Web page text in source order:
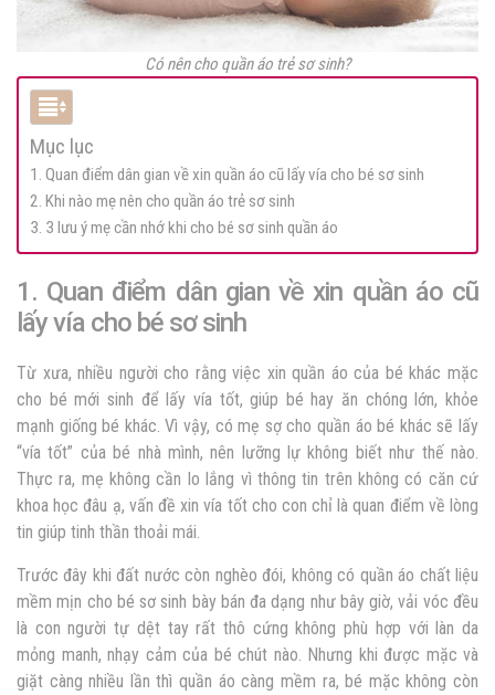
Có nên cho quần áo trẻ sơ sinh?
Mục lục
1. Quan điểm dân gian về xin quần áo cũ lấy vía cho bé sơ sinh
2. Khi nào mẹ nên cho quần áo trẻ sơ sinh
3. 3 lưu ý mẹ cần nhớ khi cho bé sơ sinh quần áo
1. Quan điểm dân gian về xin quần áo cũ
lấy vía cho bé sơ sinh
Từ xưa, nhiều người cho rằng việc xin quần áo của bé khác mặc
cho bé mới sinh để lấy vía tốt, giúp bé hay ăn chóng lớn, khỏe
mạnh giống bé khác. Vì vậy, có mẹ sợ cho quần áo bé khác sẽ lấy
“vía tốt” của bé nhà mình, nên lưỡng lự không biết như thế nào.
Thực ra, mẹ không cần lo lắng vì thông tin trên không có căn cứ
khoa học đâu ạ, vấn đề xin vía tốt cho con chỉ là quan điểm về lòng
tin giúp tinh thần thoải mái.
Trước đây khi đất nước còn nghèo đói, không có quần áo chất liệu
mềm mịn cho bé sơ sinh bày bán đa dạng như bây giờ, vải vóc đều
là con người tự dệt tay rất thô cứng không phù hợp với làn da
mỏng manh, nhạy cảm của bé chút nào. Nhưng khi được mặc và
giặt càng nhiều lần thì quần áo càng mềm ra, bé mặc không còn